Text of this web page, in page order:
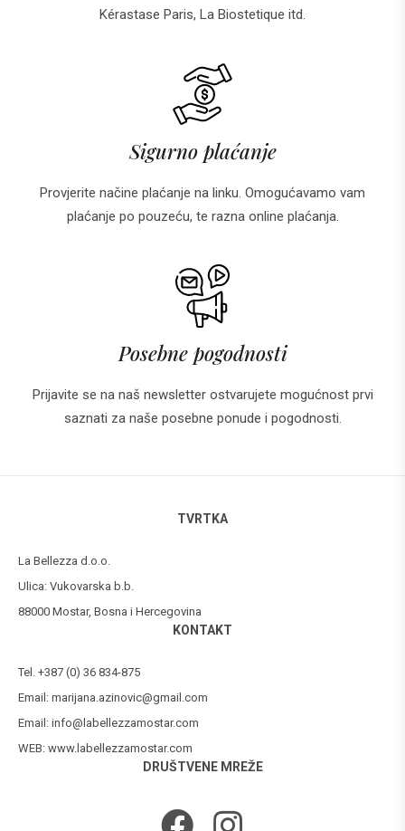
Kérastase Paris, La Biostetique itd.
Sigurno plaćanje
Provjerite načine plaćanje na linku. Omogućavamo vam
plaćanje po pouzeću, te razna online plaćanja.
Posebne pogodnosti
Prijavite se na naš newsletter ostvarujete mogućnost prvi
saznati za naše posebne ponude i pogodnosti.
TVRTKA
La Bellezza d.o.o.
Ulica: Vukovarska b.b.
88000 Mostar, Bosna i Hercegovina
KONTAKT
Tel. +387 (0) 36 834-875
Email: marijana.azinovic@gmail.com
Email: info@labellezzamostar.com
WEB: www.labellezzamostar.com
DRUŠTVENE MREŽE